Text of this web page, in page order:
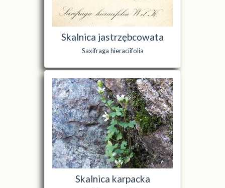
Skalnica jastrzębcowata
Saxifraga hieraciifolia
Skalnica karpacka